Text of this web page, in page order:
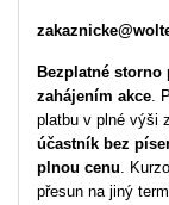
Bezplatné storno
zahájením akce.
platbu v plné výši
účastník bez
plnou cenu.
přesun na jiný